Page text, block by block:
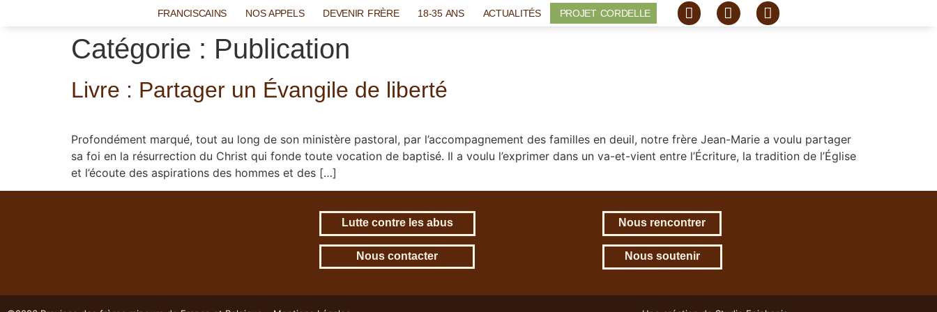
FRANCISCAINS NOS APPELS DEVENIR FRÈRE 18-35 ANS ACTUALITÉS PROJET CORDELLE
Catégorie : Publication
Livre : Partager un Évangile de liberté
Profondément marqué, tout au long de son ministère pastoral, par l’accompagnement des familles en deuil, notre frère Jean-Marie a voulu partager
sa foi en la résurrection du Christ qui fonde toute vocation de baptisé. Il a voulu l’exprimer dans un va-et-vient entre l’Écriture, la tradition de l’Église
et l’écoute des aspirations des hommes et des […]
Lutte contre les abus
Nous contacter
Nous rencontrer
Nous soutenir